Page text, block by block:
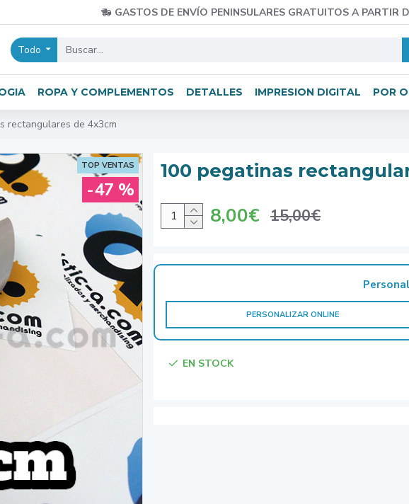
GASTOS DE ENVÍO PENINSULARES GRATUITOS A PARTIR
Todo
ROPA Y COMPLEMENTOS DETALLES IMPRESION DIGITAL POR
rectangulares de 4x3cm
TOP VENTAS
-47 %
100 pegatinas
8,00€ 15,00€
EN STOCK
PERSONALIZAR ONLINE